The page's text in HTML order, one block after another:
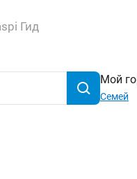
Гид
Мой
Семей